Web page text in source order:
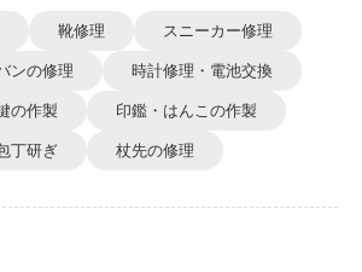
靴修理 スニーカー修理
ンの修理 時計修理・電池交換
の作製 印鑑・はんこの作製
丁研ぎ 杖先の修理